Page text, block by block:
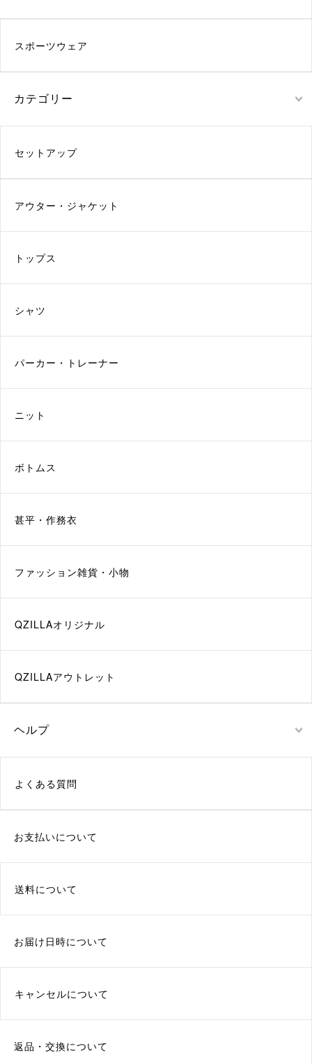
スポーツウェア
カテゴリー
セットアップ
アウター・ジャケット
トップス
シャツ
パーカー・トレーナー
ニット
ボトムス
甚平・作務衣
ファッション雑貨・小物
QZILLAオリジナル
QZILLAアウトレット
ヘルプ
よくある質問
お支払いについて
送料について
お届け日時について
キャンセルについて
返品・交換について